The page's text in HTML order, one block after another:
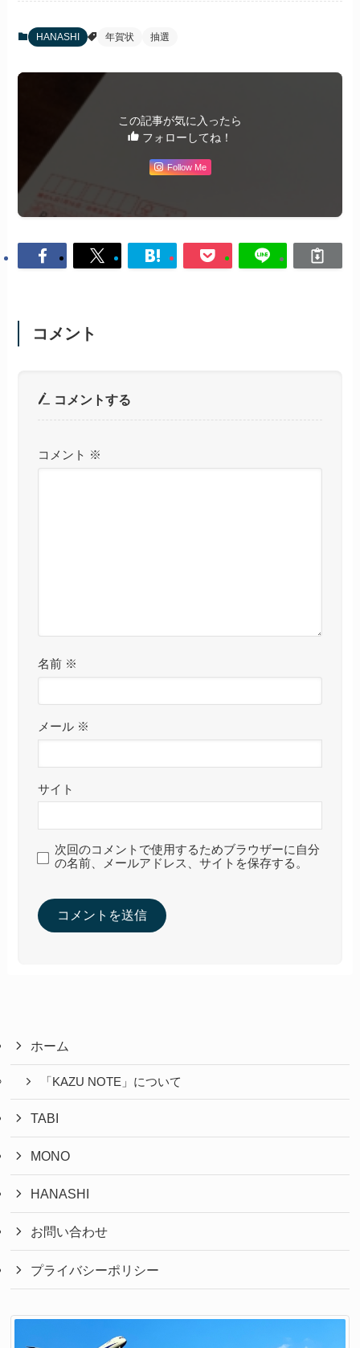
HANASHI 年賀状 抽選
この記事が気に入ったら
フォローしてね！
Follow Me
コメント
コメントする
コメント ※
名前 ※
メール ※
サイト
次回のコメントで使用するためブラウザーに自分
の名前、メールアドレス、サイトを保存する。
ホーム
「KAZU NOTE」について
TABI
MONO
HANASHI
お問い合わせ
プライバシーポリシー